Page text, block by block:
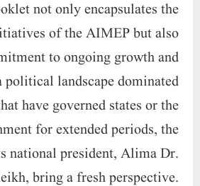
bring a fresh perspective.
for every class and
their determination to
against the myriad problems
the populace. This distinctive
them on a path to contribute
the nation’s journey towards
the experiences and